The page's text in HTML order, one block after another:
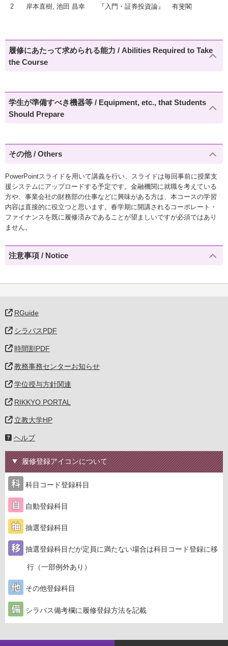
2 岸本直樹, 池田 昌幸 『入門・証券投資論』 有斐閣
履修にあたって求められる能力 / Abilities Required to Take
the Course
学生が準備すべき機器等 / Equipment, etc., that Students
Should Prepare
その他 / Others
PowerPointスライドを用いて講義を行い、スライドは毎回事前に授業支
援システムにアップロードする予定です。金融機関に就職を考えている
方や、事業会社の財務部の仕事などに興味がある方は、本コースの学習
内容は直接的に役立つと思います。春学期に開講されるコーポレート・
ファイナンスを既に履修済みであることが望ましいですが必須ではあり
ません。
注意事項 / Notice
RGuide
シラバスPDF
時間割PDF
教務事務センターお知らせ
学位授与方針関連
RIKKYO PORTAL
立教大学HP
ヘルプ
履修登録アイコンについて
科目コード登録科目
自動登録科目
抽選登録科目
抽選登録科目だが定員に満たない場合は科目コード登録に移
行（一部例外あり）
その他登録科目
シラバス備考欄に履修登録方法を記載